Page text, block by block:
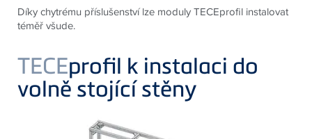
Díky chytrému příslušenství lze moduly TECEprofil instalovat
téměř všude.
TECEprofil k instalaci do
volně stojící stěny